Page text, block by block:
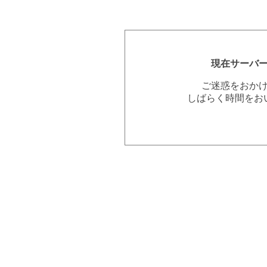
現在サーバ
ご迷惑をおか
しばらく時間を